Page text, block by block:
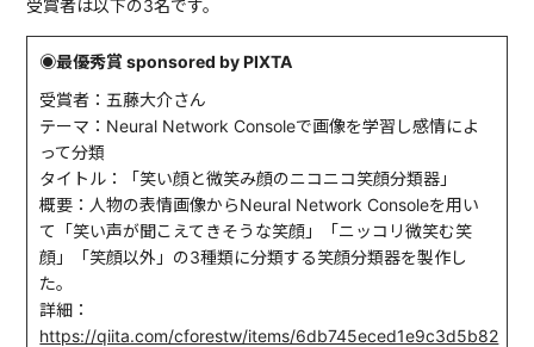
受賞者は以下の3名です。
◉最優秀賞 sponsored by PIXTA
受賞者：五藤大介さん
テーマ：Neural Network Consoleで画像を学習し感情によ
って分類
タイトル：「笑い顔と微笑み顔のニコニコ笑顔分類器」
概要：人物の表情画像からNeural Network Consoleを用い
て「笑い声が聞こえてきそうな笑顔」「ニッコリ微笑む笑
顔」「笑顔以外」の3種類に分類する笑顔分類器を製作し
た。
詳細：
https://qiita.com/cforestw/items/6db745eced1e9c3d5b82